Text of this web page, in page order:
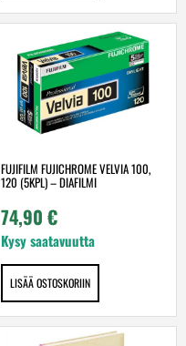
FUJIFILM FUJICHROME VELVIA 100,
120 (5KPL) – DIAFILMI
74,90 €
Kysy saatavuutta
LISÄÄ OSTOSKORIIN